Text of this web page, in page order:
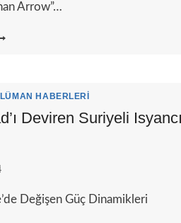
Arrow”…
HABERLERI
Deviren Suriyeli
Değişen Güç Dinamikleri